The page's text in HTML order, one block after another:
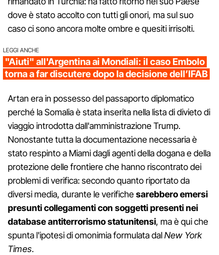
dove è stato accolto con tutti gli onori, ma sul suo
caso ci sono ancora molte ombre e quesiti irrisolti.
LEGGI ANCHE
"Aiuti" all'Argentina ai Mondiali: il caso Embolo
torna a far discutere dopo la decisione dell’IFAB
Artan era in possesso del passaporto diplomatico
perché la Somalia è stata inserita nella lista di divieto di
viaggio introdotta dall'amministrazione Trump.
Nonostante tutta la documentazione necessaria è
stato respinto a Miami dagli agenti della dogana e della
protezione delle frontiere che hanno riscontrato dei
problemi di verifica: secondo quanto riportato da
diversi media, durante le verifichesarebbero emersi
presunti collegamenti con soggetti presenti nei
database antiterrorismo statunitensi, ma è qui che
spunta l'ipotesi di omonimia formulata dalNew York
Times.